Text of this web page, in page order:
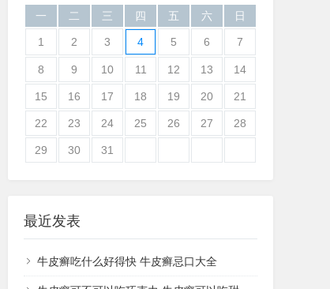
一 二 三 四 五 六 日
1 2 3 4 5 6 7
8 9 10 11 12 13 14
15 16 17 18 19 20 21
22 23 24 25 26 27 28
29 30 31
最近发表
牛皮癣吃什么好得快 牛皮癣忌口大全